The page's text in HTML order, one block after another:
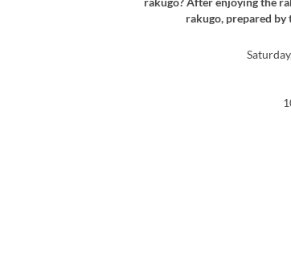
rakugo, prepared by